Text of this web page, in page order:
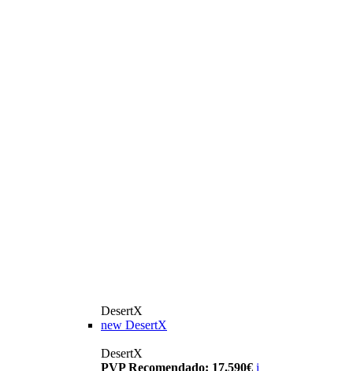
DesertX
new DesertX
DesertX
PVP Recomendado: 17.590€ i